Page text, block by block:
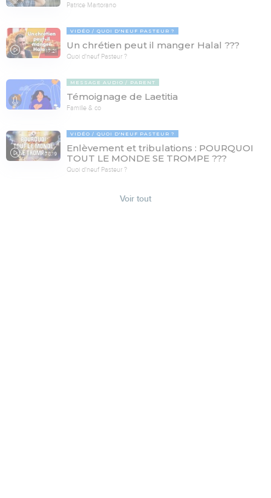
Patrice Martorano
17:21
VIDÉO QUOI D'NEUF PASTEUR ?
Un chrétien peut il manger Halal ???
Quoi d'neuf Pasteur ?
MESSAGE AUDIO PARENT
Témoignage de Laetitia
Famille & co
78:19
VIDÉO QUOI D'NEUF PASTEUR ?
Enlèvement et tribulations : POURQUOI
TOUT LE MONDE SE TROMPE ???
Quoi d'neuf Pasteur ?
Voir tout